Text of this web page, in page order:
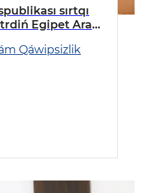
sırtqı
Egipet Arab
Qáwipsizlik